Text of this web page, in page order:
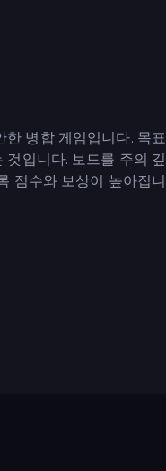
병합 게임입니다. 목표
입니다. 보드를 주의 깊
점수와 보상이 높아집니